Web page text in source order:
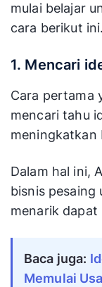
mulai belajar
cara berikut ini.
1. Mencari
Cara pertama
mencari tahu
meningkatkan
Dalam hal ini,
bisnis pesaing
menarik dapat
Baca juga:
Memulai